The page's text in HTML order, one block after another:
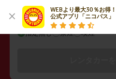
WEBより最大30％お得！
公式アプリ「ニコパス」
禁煙/喫煙
指定無し 禁煙 喫煙